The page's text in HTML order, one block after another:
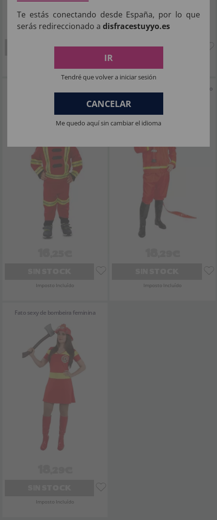
23,89€
SIN STOCK
15,25€
SIN STOCK
Imposto Incluído
Fato de bombeiro vermelho para adulto
tamanho 52-54
Imposto Incluído
Fato sexy de bombeira feminina
Imposto Incluído
Te estás conectando desde España, por lo que
serás redireccionado a disfracestuyyo.es
IR
Tendré que volver a iniciar sesión
CANCELAR
Me quedo aquí sin cambiar el idioma